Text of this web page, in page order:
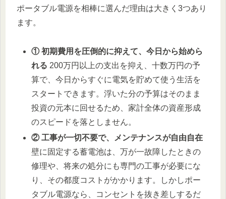
ポータブル電源を相棒に選んだ理由は大きく3つあり
ます。
① 初期費用を圧倒的に抑えて、今日から始めら
れる 200万円以上の支出を抑え、十数万円の予
算で、今日からすぐに電気を貯めて使う生活を
スタートできます。浮いた分の予算はそのまま
投資の元本に回せるため、家計全体の資産形成
のスピードを落としません。
② 工事が一切不要で、メンテナンスが自由自在
壁に固定する蓄電池は、万が一故障したときの
修理や、将来の処分にも専門の工事が必要にな
り、その都度コストがかかります。しかしポー
タブル電源なら、コンセントを抜き差しするだ